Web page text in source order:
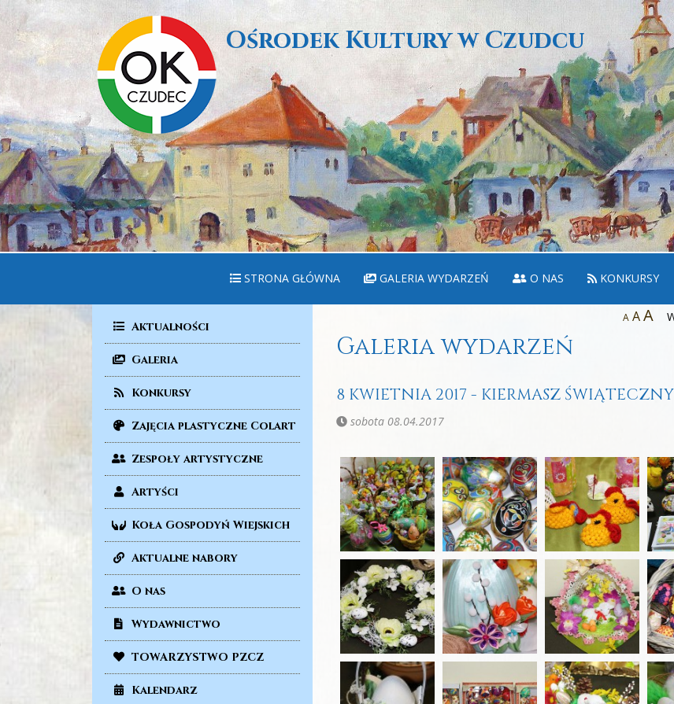
Ośrodek Kultury w Czudcu
STRONA GŁÓWNA GALERIA WYDARZEŃ O NAS KONKURSY
Aktualności
Galeria
Konkursy
Zajęcia plastyczne Colart
Zespoły artystyczne
Artyści
Koła Gospodyń Wiejskich
Aktualne nabory
O nas
Wydawnictwo
TOWARZYSTWO PZCZ
Kalendarz
A AA
Galeria wydarzeń
8 KWIETNIA 2017 - KIERMASZ ŚWIĄTECZNY
sobota 08.04.2017